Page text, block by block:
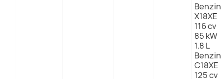
X18XE
116 cv
85 kW
1.8 L
C18XE
125 cv